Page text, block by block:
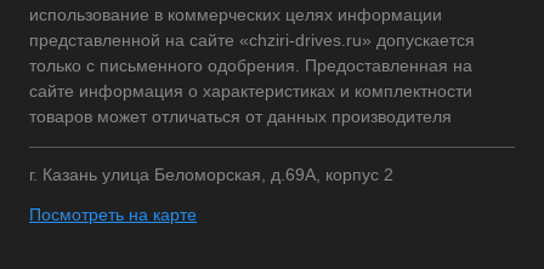
использование в коммерческих целях информации
представленной на сайте «chziri-drives.ru» допускается
только с письменного одобрения. Предоставленная на
сайте информация о характеристиках и комплектности
товаров может отличаться от данных производителя
г. Казань улица Беломорская, д.69А, корпус 2
Посмотреть на карте